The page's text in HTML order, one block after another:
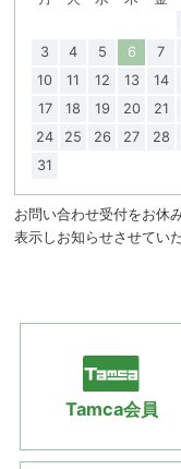
3
4 5 6 7
10
11 12 13 14
17
18 19 20 21
24
25 26 27 28
31
お問い合わせ受付をお休
表示しお知らせさせてい
Tamca会員